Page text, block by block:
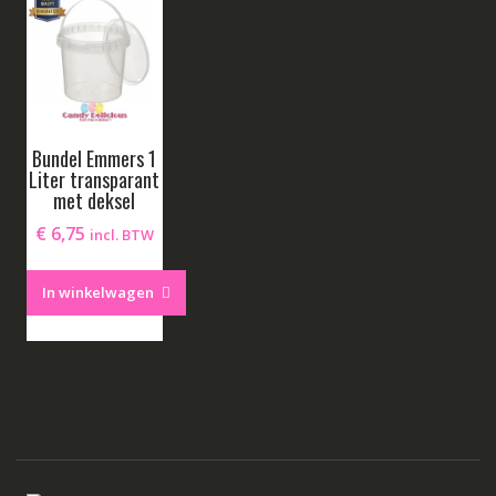
Bundel Emmers 1
Liter transparant
met deksel
€ 6,75 incl. BTW
In winkelwagen